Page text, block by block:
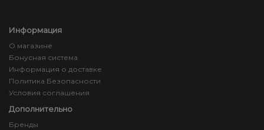
Информация
О магазине
Бонусная система
Информация о доставке
Политика Безопасности
Условия соглашения
Дополнительно
Бренды